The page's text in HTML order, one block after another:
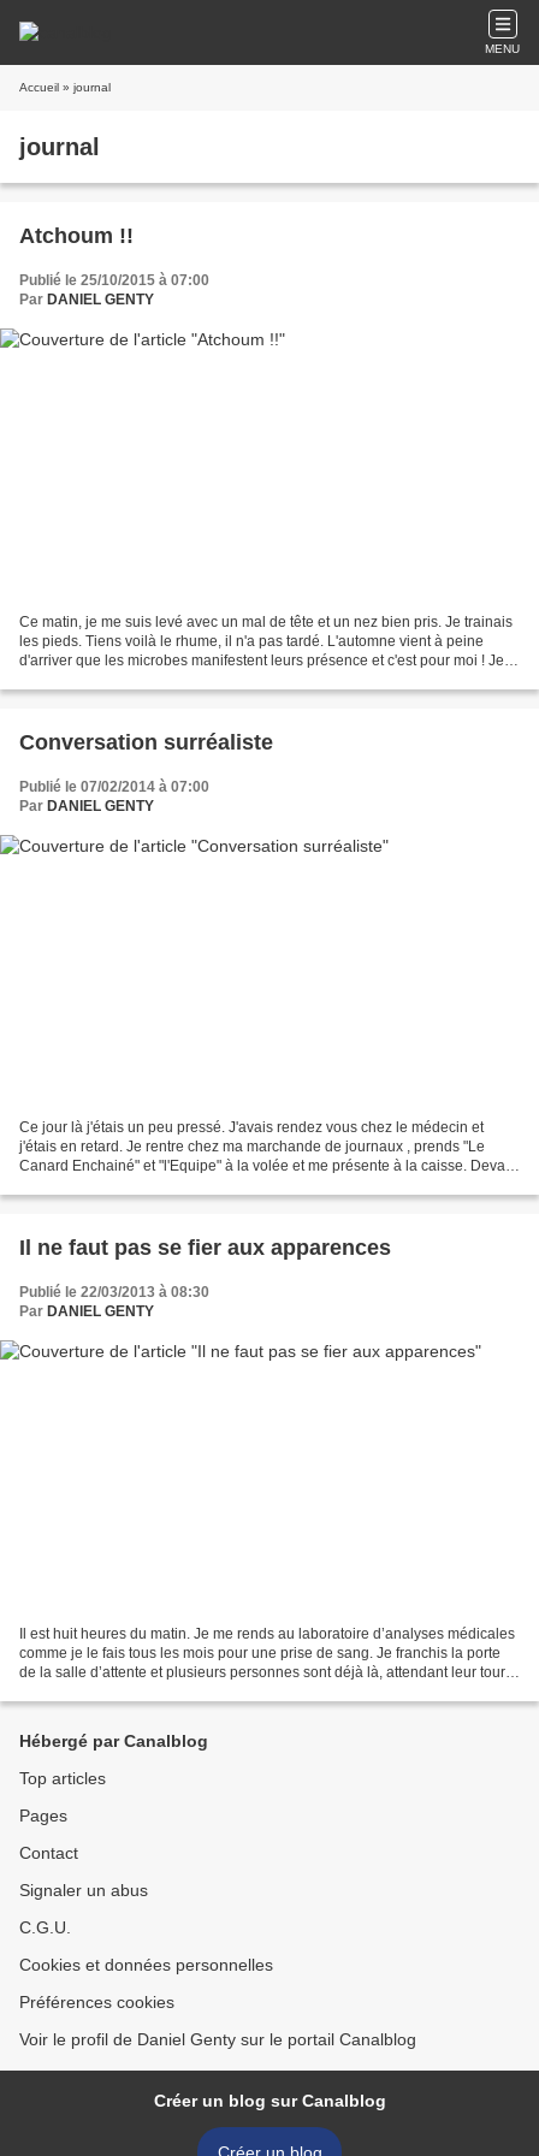
MENU
Accueil » journal
journal
Atchoum !!
Publié le 25/10/2015 à 07:00
Par DANIEL GENTY
Ce matin, je me suis levé avec un mal de tête et un nez bien pris. Je trainais
les pieds. Tiens voilà le rhume, il n'a pas tardé. L'automne vient à peine
d'arriver que les microbes manifestent leurs présence et c'est pour moi ! Je
Conversation surréaliste
Publié le 07/02/2014 à 07:00
Par DANIEL GENTY
Ce jour là j'étais un peu pressé. J'avais rendez vous chez le médecin et
j'étais en retard. Je rentre chez ma marchande de journaux , prends "Le
Canard Enchainé" et "l'Equipe" à la volée et me présente à la caisse. Devant
Il ne faut pas se fier aux apparences
Publié le 22/03/2013 à 08:30
Par DANIEL GENTY
Il est huit heures du matin. Je me rends au laboratoire d’analyses médicales
comme je le fais tous les mois pour une prise de sang. Je franchis la porte
de la salle d’attente et plusieurs personnes sont déjà là, attendant leur tour.
Hébergé par Canalblog
Top articles
Pages
Contact
Signaler un abus
C.G.U.
Cookies et données personnelles
Préférences cookies
Voir le profil de Daniel Genty sur le portail Canalblog
Créer un blog sur Canalblog